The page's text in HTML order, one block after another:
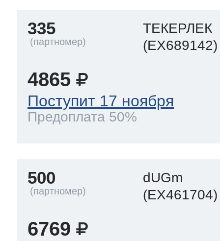
335
ТЕКЕРЛЕК
(EX689142)
4865
Поступит 17 ноября
Предоплата 50%
500
dUGm
(EX461704)
6769